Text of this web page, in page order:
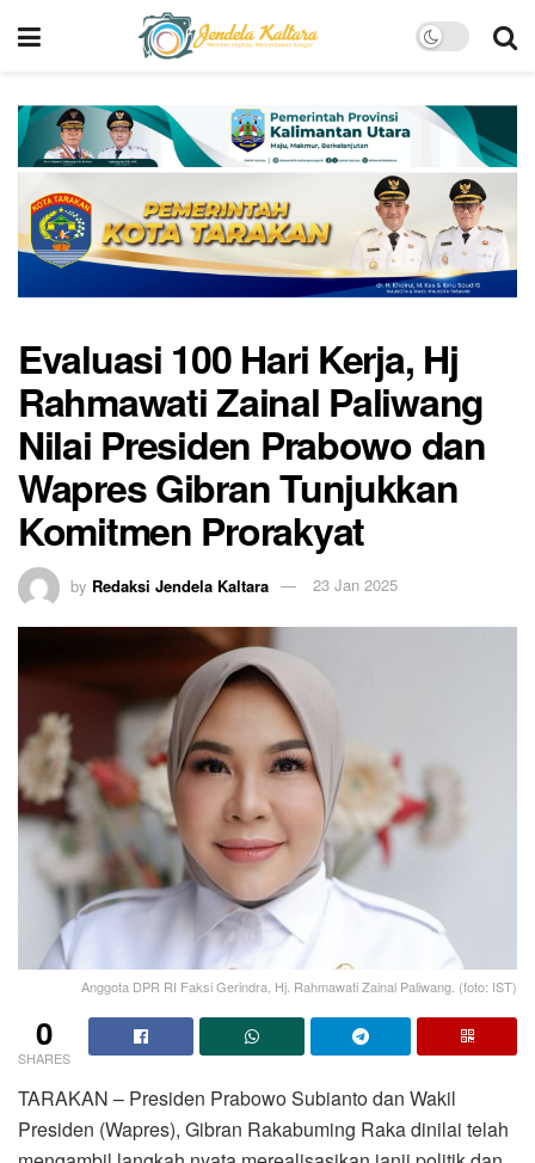
Evaluasi 100 Hari Kerja, Hj
Rahmawati Zainal Paliwang
Nilai Presiden Prabowo dan
Wapres Gibran Tunjukkan
Komitmen Prorakyat
by Redaksi Jendela Kaltara 23 Jan 2025
Anggota DPR RI Faksi Gerindra, Hj. Rahmawati Zainal Paliwang. (foto: IST)
0
SHARES
TARAKAN – Presiden Prabowo Subianto dan Wakil
Presiden (Wapres), Gibran Rakabuming Raka dinilai telah